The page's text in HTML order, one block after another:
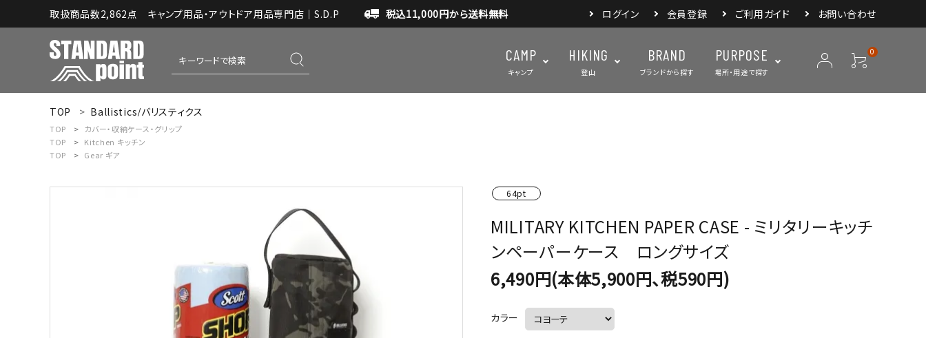
取扱商品数2,862点 キャンプ用品・アウトドア用品専門店｜S.D.P 税込11,000円から送料無料 ログイン 会員登録 ご利用ガイド お問い合わせ
CAMP
キャンプ
HIKING
登山
BRAND
ブランドから探す
PURPOSE
場所・用途で探す
0
ようこそ ゲスト 様
TOP Ballistics/バリスティクス
TOP
カバー・収納ケース・グリップ
TOP
Kitchen キッチン
TOP
Gear ギア
64pt
MILITARY KITCHEN PAPER CASE - ミリタリーキッチ
ンペーパーケース ロングサイズ
6,490円(本体5,900円、税590円)
カラー